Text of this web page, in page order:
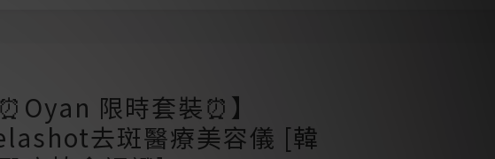
⏰Oyan 限時套裝⏰】
去斑醫療美容儀 [韓